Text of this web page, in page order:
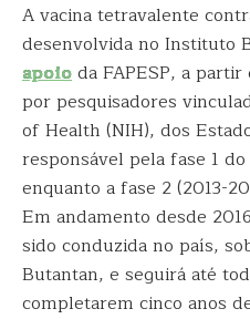
A vacina tetravalente
desenvolvida no Instituto
apoioda FAPESP, a
por pesquisadores
of Health (NIH), dos
responsável pela fase 1
enquanto a fase 2 (2013-
Em andamento desde
sido conduzida no país,
Butantan, e seguirá até
completarem cinco anos